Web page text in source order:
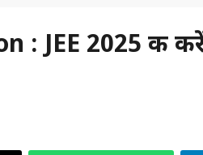
: JEE 2025 की